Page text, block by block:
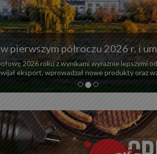
pierwszym półroczu 2026 r. i
2026 roku z wynikami wyraźnie lepszymi
eksport, wprowadzał nowe produkty oraz